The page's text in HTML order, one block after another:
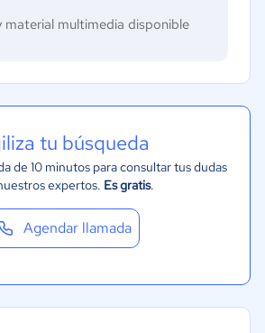
material multimedia disponible
tu búsqueda
de 10 minutos para consultar tus dudas
expertos. Es gratis.
Agendar llamada